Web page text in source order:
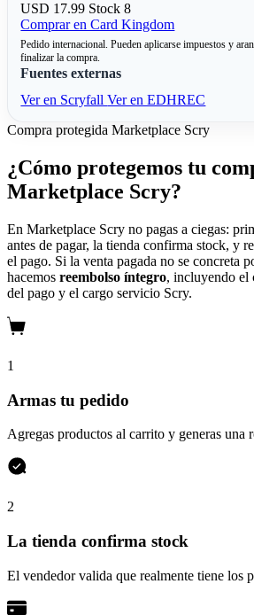
USD 17.99 Stock 8
Comprar en Card Kingdom
Pedido internacional. Pueden aplicarse impuestos y
finalizar la compra.
Fuentes externas
Ver en ScryfallVer en EDHREC
Compra protegida Marketplace Scry
¿Cómo protegemos tu
Marketplace Scry?
En Marketplace Scry no pagas a ciegas:
antes de pagar, la tienda confirma stock, y
el pago. Si la venta pagada no se concreta
hacemos reembolso íntegro, incluyendo el
del pago y el cargo servicio Scry.
1
Armas tu pedido
Agregas productos al carrito y generas una
2
La tienda confirma stock
El vendedor valida que realmente tiene los